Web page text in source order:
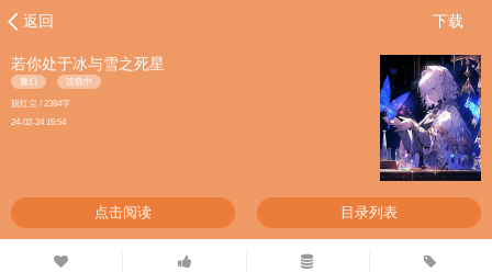
返回 下载
若你处于冰与雪之死星
魔幻 连载中
脱红尘 / 2384字
24-02-24 16:54
点击阅读 目录列表